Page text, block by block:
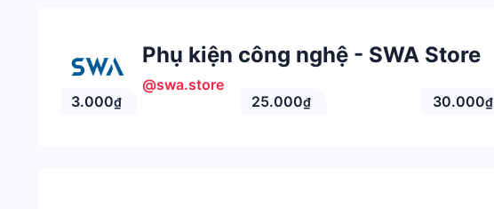
Phụ kiện công nghệ - SWA Store
@swa.store
3.000₫ 25.000₫ 30.000₫